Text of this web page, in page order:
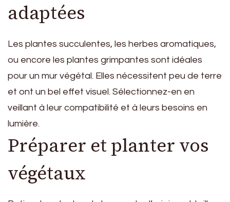
adaptées
Les plantes succulentes, les herbes aromatiques,
ou encore les plantes grimpantes sont idéales
pour un mur végétal. Elles nécessitent peu de terre
et ont un bel effet visuel. Sélectionnez-en en
veillant à leur compatibilité et à leurs besoins en
lumière.
Préparer et planter vos
végétaux